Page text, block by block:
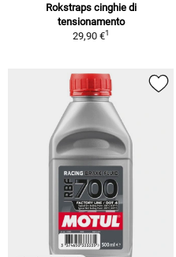
Rokstraps cinghie di
tensionamento
29,90 €1